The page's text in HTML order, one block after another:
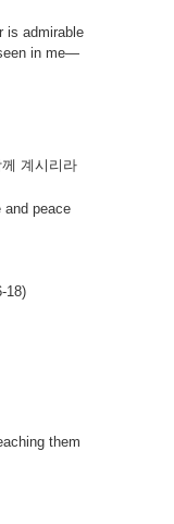
is admirable
in me—
계시리라
and peace
18)
them